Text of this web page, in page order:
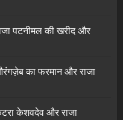
पटनीमल की खरीद और
का फरमान और राजा
केशवदेव और राजा